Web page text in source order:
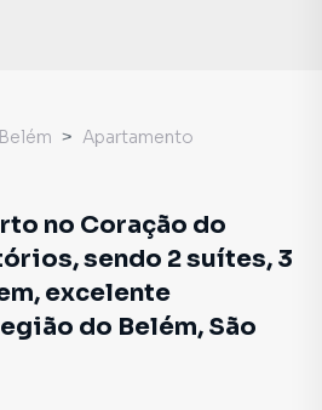
Belém
Apartamento
no Coração do
sendo 2 suítes, 3
excelente
do Belém, São